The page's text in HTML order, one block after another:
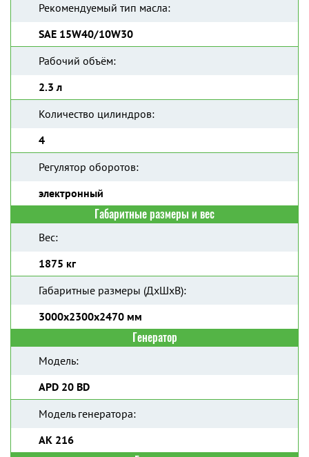
Рекомендуемый тип масла:
SAE 15W40/10W30
Рабочий объём:
2.3 л
Количество цилиндров:
4
Регулятор оборотов:
электронный
Габаритные размеры и вес
Вес:
1875 кг
Габаритные размеры (ДхШхВ):
3000х2300х2470 мм
Генератор
Модель:
APD 20 BD
Модель генератора:
AK 216